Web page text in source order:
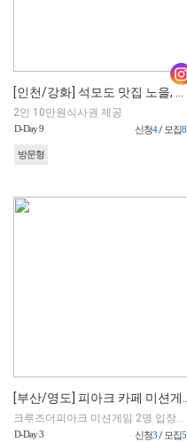
2인 10만원식사권 제공
D-Day 9 신청4/ 모집8
방문형
크루즈더피아크 미션게임 2명 입장권 + 아메리카노 2잔(48,000원상당)
D-Day 3 신청3/ 모집5